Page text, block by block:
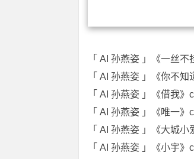
「 AI 孙燕姿 」《一丝
「 AI 孙燕姿 」《你不
「 AI 孙燕姿 」《借我
「 AI 孙燕姿 」《唯一
「 AI 孙燕姿 」《大城
「 AI 孙燕姿 」《小宇